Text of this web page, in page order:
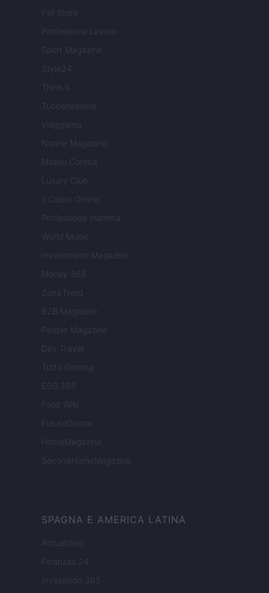
Pet Story
Professione Lavoro
Sport Magazine
Style24
Think.it
Tuobenessere
Viaggiamo
Nonne Magazine
Milano Cortina
Luxury Club
Il Calcio Online
Professione mamma
World Music
Investimenti Magazine
Money 365
Zona Nerd
B2B Magazine
People Magazine
Day Travel
Tutto Gaming
ESG 365
Food Wiki
FuturoDonna
HomeMagazine
SecondHomeMagazine
SPAGNA E AMERICA LATINA
Actualidad
Finanzas 24
Investindo 365